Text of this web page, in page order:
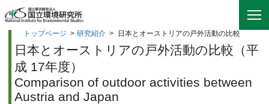
トップページ > 研究紹介 > 日本とオーストリアの戸外活動の比較
日本とオーストリアの戸外活動の比較（平
成 17年度）
Comparison of outdoor activities between
Austria and Japan